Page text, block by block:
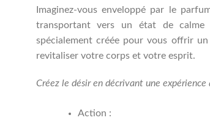
Imaginez-vous enveloppé par le
transportant vers un état de
spécialement créée pour vous offrir
revitaliser votre corps et votre esprit.
Créez le désir en décrivant une
Action :